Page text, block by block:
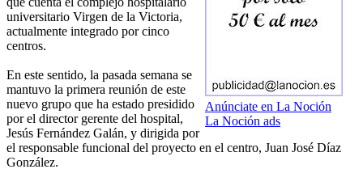
Anúnciate en La Noción
La Noción ads
universitario Virgen de la Victoria,
actualmente integrado por cinco
centros.
En este sentido, la pasada semana se
mantuvo la primera reunión de este
nuevo grupo que ha estado presidido
por el director gerente del hospital,
Jesús Fernández Galán, y dirigida por
el responsable funcional del proyecto en el centro, Juan José Díaz
González.